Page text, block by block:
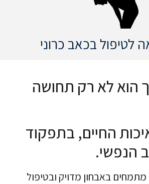
לטיפול בכאב כרוני
לא רק תחושה
החיים, בתפקוד
הנפשי.
באבחון מדויק ובטיפול